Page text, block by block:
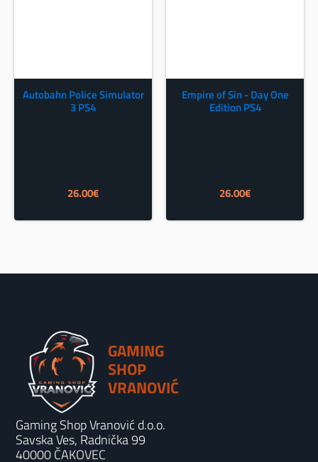
Autobahn Police Simulator
3 PS4
26.00€
Empire of Sin - Day One
Edition PS4
26.00€
GAMING
SHOP
VRANOVIĆ
Gaming Shop Vranović d.o.o.
Savska Ves, Radnička 99
40000 ČAKOVEC